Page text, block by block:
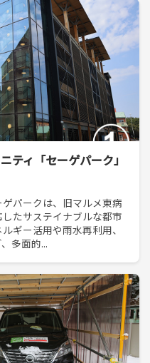
ティ「セーゲパーク」
パークは、旧マルメ東病
たサステイナブルな都市
ギー活用や雨水再利用、
多面的...